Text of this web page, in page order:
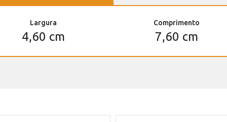
Largura
4,60 cm
Comprimento
7,60 cm